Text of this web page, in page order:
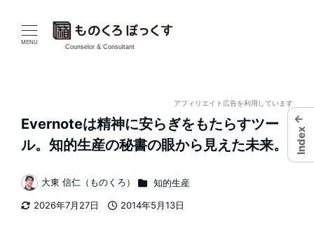
MENU
Counselor & Consultant
アフィリエイト広告を利用しています
Evernoteは精神に安らぎをもたらすツー
ル。知的生産の秘書の眼から見えた未来。
2026年7月27日
2014年5月13日
著
者
大東 信仁（ものくろ） カテゴリー
知的生産
←
Index